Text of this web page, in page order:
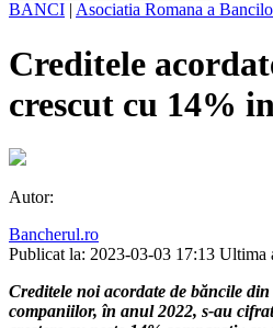
BANCI | Asociatia Romana a
Creditele
crescut cu 14%
Autor:
Bancherul.ro
Publicat la: 2023-03-03 17:13 Ultima
Creditele noi acordate de băncile
companiilor, în anul 2022, s-au